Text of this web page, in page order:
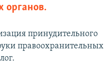
органов.
принудительного
правоохранительных